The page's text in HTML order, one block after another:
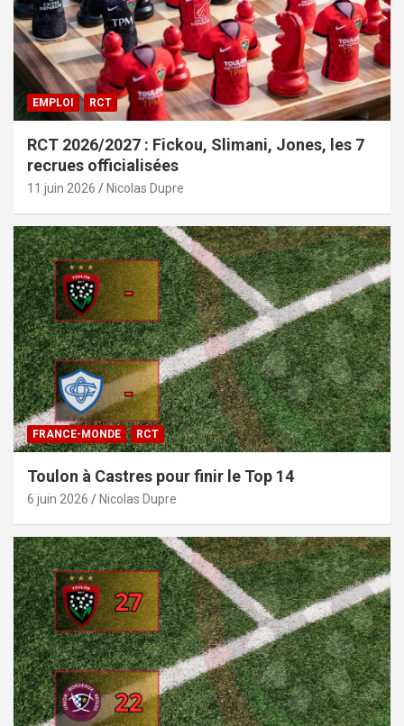
EMPLOI RCT
RCT 2026/2027 : Fickou, Slimani, Jones, les 7
recrues officialisées
11 juin 2026 Nicolas Dupre
FRANCE-MONDE RCT
Toulon à Castres pour finir le Top 14
6 juin 2026 Nicolas Dupre